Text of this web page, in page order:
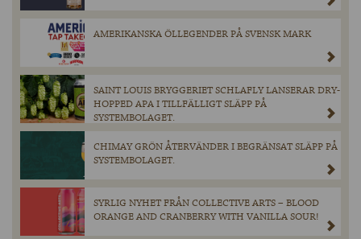
AMERIKANSKA ÖLLEGENDER PÅ SVENSK MARK
SAINT LOUIS BRYGGERIET SCHLAFLY LANSERAR DRY-
HOPPED APA I TILLFÄLLIGT SLÄPP PÅ
SYSTEMBOLAGET.
CHIMAY GRÖN ÅTERVÄNDER I BEGRÄNSAT SLÄPP PÅ
SYSTEMBOLAGET.
SYRLIG NYHET FRÅN COLLECTIVE ARTS – BLOOD
ORANGE AND CRANBERRY WITH VANILLA SOUR!